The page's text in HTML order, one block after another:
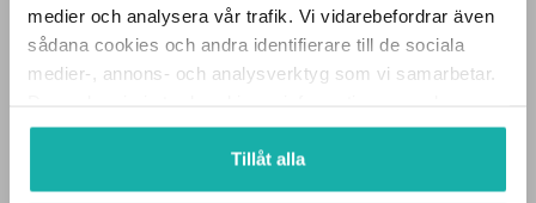
medier och analysera vår trafik. Vi vidarebefordrar även
sådana cookies och andra identifierare till de sociala
medier-, annons- och analysverktyg som vi samarbetar.
information som du har tillhandahållit eller som de har
samlat in när du har använt deras tjänster.
Tillåt alla
Lungor
Mini Anne docka (1år-vuxen)
Mini Baby
docka (0-1år)
Övningshjärtstartare (attrapper)
Övningskit
Rengöringsmaterial
Andningsmask på nyckelring
Kunskapstavlan
Barn-HLR
Vuxen-HLR
FÖRETAG